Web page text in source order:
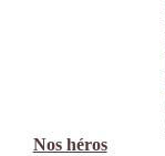
Nos héros